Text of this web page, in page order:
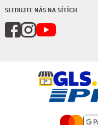
SLEDUJTE NÁS NA SÍTÍCH